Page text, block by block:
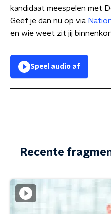
kandidaat meespelen met
Geef je dan nu op via
en wie weet zit jij
Speel audio af
Recente